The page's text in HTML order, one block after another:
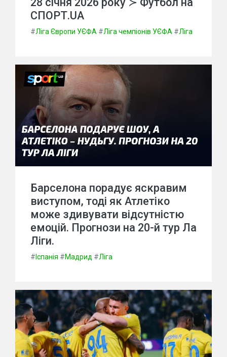
СПОРТ.UA
#Ліга Європи УЄФА #Ліга чемпіонів УЄФА #Ліга
Барселона порадує яскравим
виступом, тоді як Атлетіко
може здивувати відсутністю
емоцій. Прогнози на 20-й тур Ла
Ліги.
# Іспанія #Мадрид #Ліга